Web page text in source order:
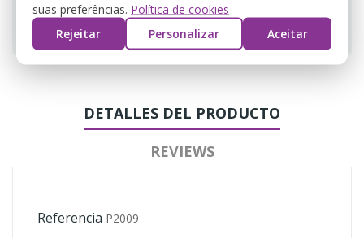
Guarantee safe & secure checkout
DETALLES DEL PRODUCTO
REVIEWS
Referencia P2009
suas preferências. Política de cookies
Rejeitar
Personalizar Aceitar